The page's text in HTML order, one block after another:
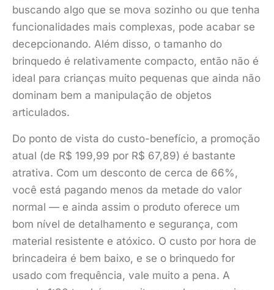
buscando algo que se mova sozinho ou que tenha
funcionalidades mais complexas, pode acabar se
decepcionando. Além disso, o tamanho do
brinquedo é relativamente compacto, então não é
ideal para crianças muito pequenas que ainda não
dominam bem a manipulação de objetos
articulados.
Do ponto de vista do custo-benefício, a promoção
atual (de R$ 199,99 por R$ 67,89) é bastante
atrativa. Com um desconto de cerca de 66%,
você está pagando menos da metade do valor
normal — e ainda assim o produto oferece um
bom nível de detalhamento e segurança, com
material resistente e atóxico. O custo por hora de
brincadeira é bem baixo, e se o brinquedo for
usado com frequência, vale muito a pena. A